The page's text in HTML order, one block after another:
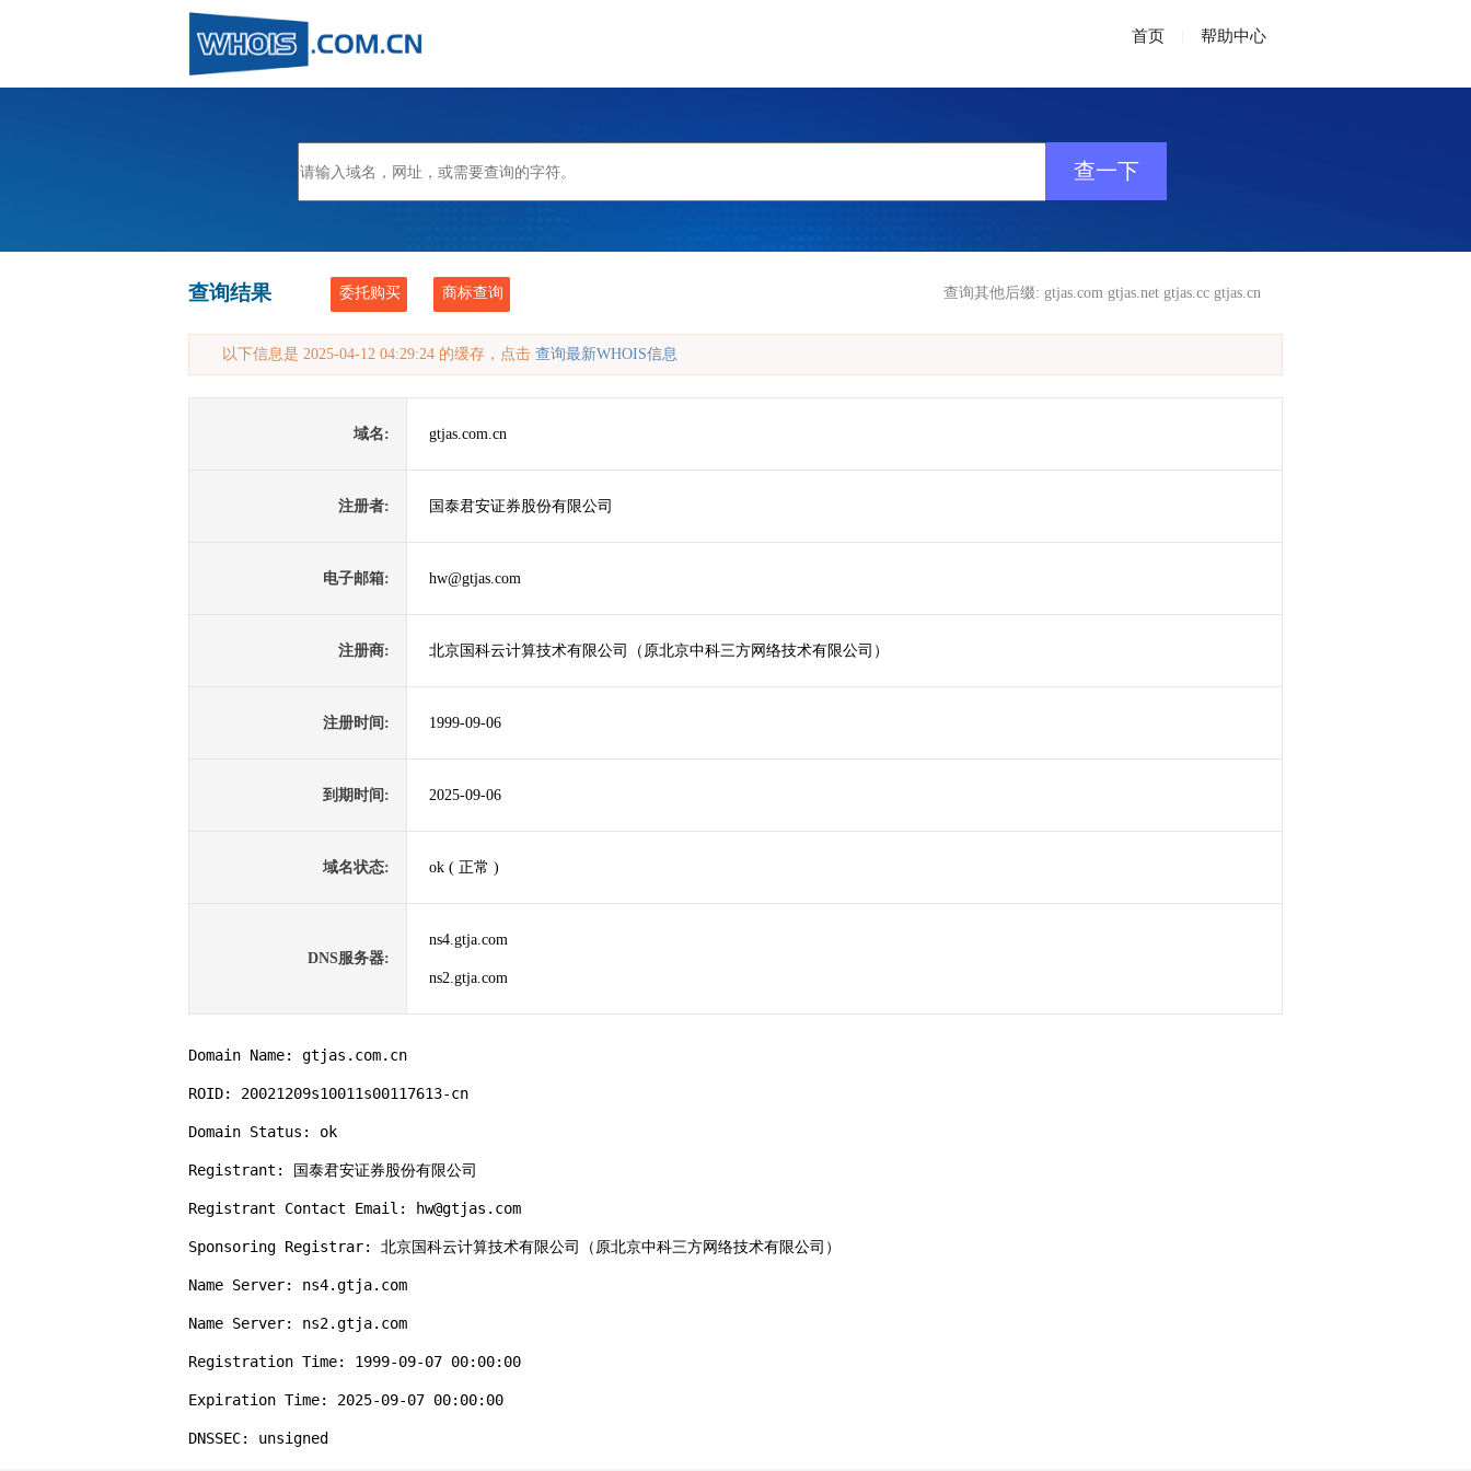
首页 帮助中心
查询结果 委托购买 商标查询 查询其他后缀: gtjas.com gtjas.net gtjas.cc gtjas.cn
以下信息是 2025-04-12 04:29:24 的缓存，点击 查询最新WHOIS信息
域名: gtjas.com.cn
注册者: 国泰君安证券股份有限公司
电子邮箱: hw@gtjas.com
注册商: 北京国科云计算技术有限公司（原北京中科三方网络技术有限公司）
注册时间: 1999-09-06
到期时间: 2025-09-06
域名状态: ok ( 正常 )
DNS服务器:
ns4.gtja.com
ns2.gtja.com
Domain Name: gtjas.com.cn
ROID: 20021209s10011s00117613-cn
Domain Status: ok
Registrant: 国泰君安证券股份有限公司
Registrant Contact Email: hw@gtjas.com
Sponsoring Registrar: 北京国科云计算技术有限公司（原北京中科三方网络技术有限公司）
Name Server: ns4.gtja.com
Name Server: ns2.gtja.com
Registration Time: 1999-09-07 00:00:00
Expiration Time: 2025-09-07 00:00:00